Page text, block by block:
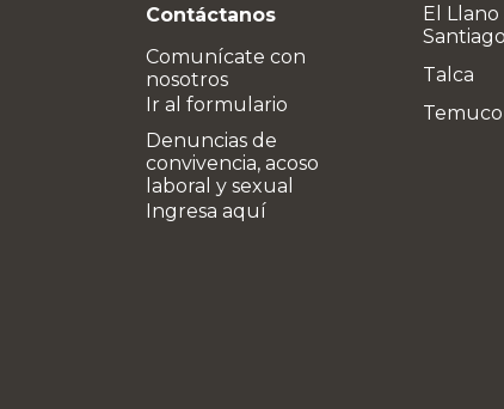
Contáctanos
Comunícate con
nosotros
Ir al formulario
Denuncias de
convivencia, acoso
laboral y sexual
Ingresa aquí
El
Santiago
Talca
Temuco